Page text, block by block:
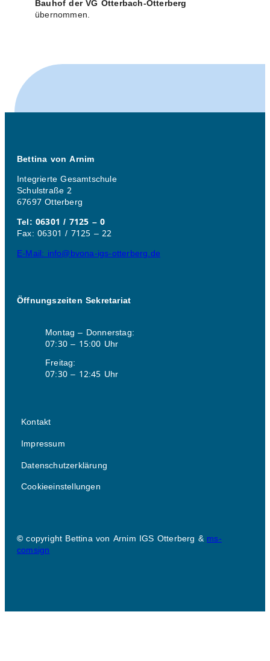
Bauhof derVG Otterbach-Otterberg
übernommen.
Bettina von Arnim
Integrierte Gesamtschule
Schulstraße 2
67697 Otterberg
Tel: 06301 / 7125 – 0
Fax: 06301 / 7125 – 22
E-Mail: info@bvona-igs-otterberg.de
Öffnungszeiten Sekretariat
Montag – Donnerstag:
07:30 – 15:00 Uhr
Freitag:
07:30 – 12:45 Uhr
Kontakt
Impressum
Datenschutzerklärung
Cookieeinstellungen
©copyright Bettina von Arnim IGS Otterberg &ms-
comsign